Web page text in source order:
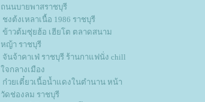
ถนนบายพาสราชบุรี
ชงต้งเหลาเนื้อ 1986 ราชบุรี
ข้าวต้มซุ่ยฮ้อ เฮียโต ตลาดสนาม
หญ้า ราชบุรี
จันจ้าคาเฟ่ ราชบุรี ร้านกาแฟนั่ง chill
จกลางเมือง
ก๋วยเตี๋ยวเนื้อน้ำแดงในตำนาน หน้า
วัดช่องลม ราชบุรี